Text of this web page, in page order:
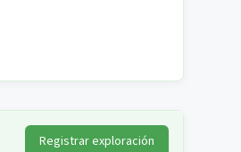
Registrar exploración